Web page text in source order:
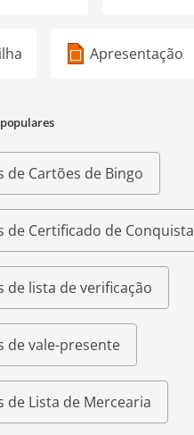
Apresentação
de Cartões de Bingo
de Certificado de Conquista
de lista de verificação
de vale-presente
de Lista de Mercearia